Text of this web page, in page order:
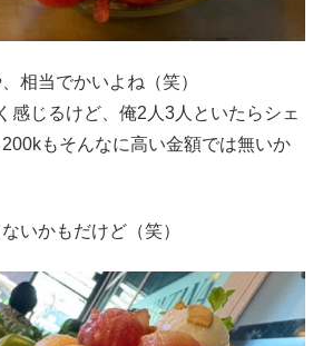
相当でかいよね（笑）
感じるけど、俺2人3人といたらシェ
もそんなに高い金額では無いか
いかもだけど（笑）